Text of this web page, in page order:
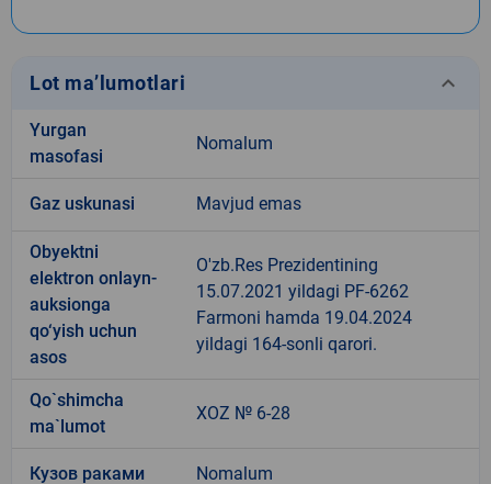
Lot ma’lumotlari keyboard_arrow_down
Yurgan
masofasi
Nomalum
Gaz uskunasi Mavjud emas
Obyektni
elektron onlayn-
auksionga
qo‘yish uchun
asos
O'zb.Res Prezidentining
15.07.2021 yildagi PF-6262
Farmoni hamda 19.04.2024
yildagi 164-sonli qarori.
Qo`shimcha
ma`lumot
XOZ № 6-28
Кузов раками Nomalum